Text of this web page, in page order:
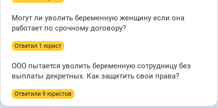
Могут ли уволить беременную женщину если она
работает по срочному договору?
Ответил 1 юрист
ООО пытается уволить беременную сотрудницу без
выплаты декретных. Как защитить свои права?
Ответили 9 юристов